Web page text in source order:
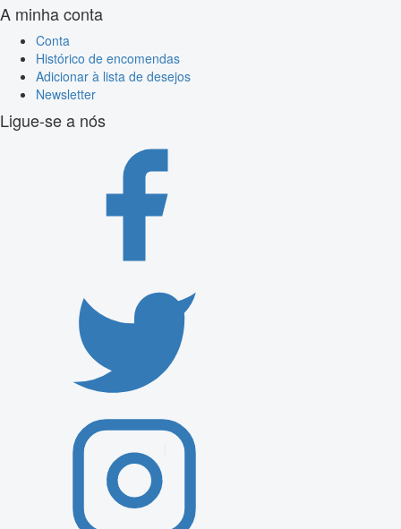
A minha conta
Conta
Histórico de encomendas
Adicionar à lista de desejos
Newsletter
Ligue-se a nós